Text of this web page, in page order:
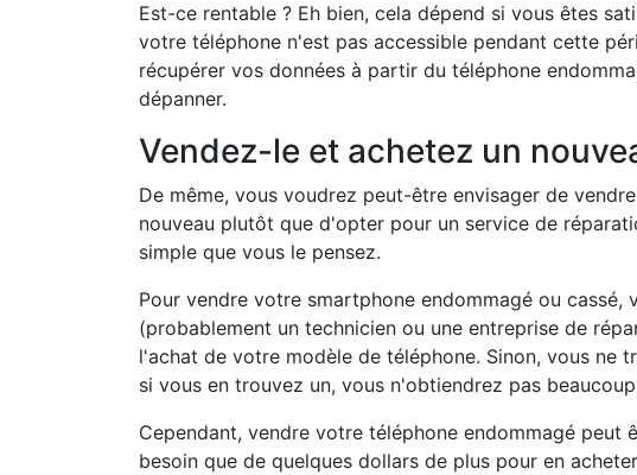
Est-ce rentable ? Eh bien, cela dépend si vous êtes
votre téléphone n'est pas accessible pendant cette
récupérer vos données à partir du téléphone
dépanner.
Vendez-le et achetez un
De même, vous voudrez peut-être envisager de
nouveau plutôt que d'opter pour un service de
simple que vous le pensez.
Pour vendre votre smartphone endommagé ou cassé,
(probablement un technicien ou une entreprise de
l'achat de votre modèle de téléphone. Sinon, vous ne
si vous en trouvez un, vous n'obtiendrez pas
Cependant, vendre votre téléphone endommagé peut
besoin que de quelques dollars de plus pour en